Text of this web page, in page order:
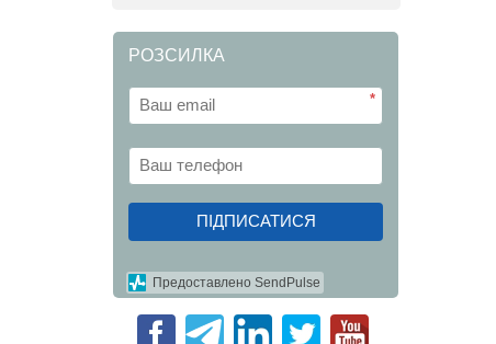
РОЗСИЛКА
*
ПІДПИСАТИСЯ
Предоставлено SendPulse